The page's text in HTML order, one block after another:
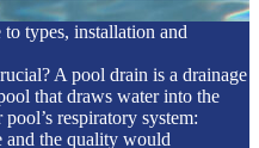
types, installation and
A pool drain is a drainage
that draws water into the
respiratory system:
and the quality would